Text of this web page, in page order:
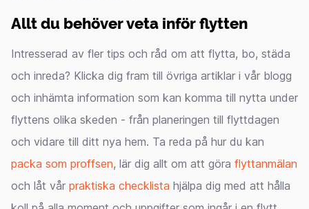
Allt du behöver veta inför flytten
Intresserad av fler tips och råd om att flytta, bo, städa
och inreda? Klicka dig fram till övriga artiklar i vår blogg
och inhämta information som kan komma till nytta under
flyttens olika skeden - från planeringen till flyttdagen
och vidare till ditt nya hem. Ta reda på hur du kan
packa som proffsen, lär dig allt om att göra flyttanmälan
och låt vår praktiska checklista hjälpa dig med att hålla